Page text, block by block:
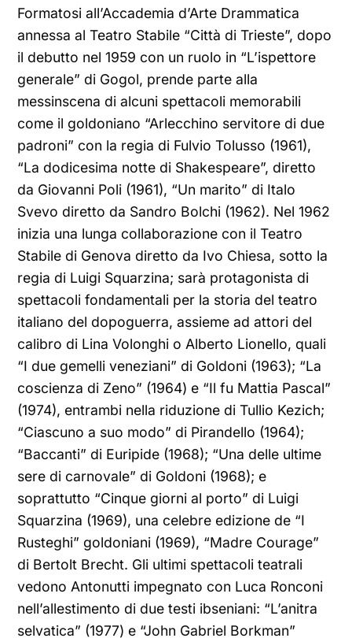
Formatosi all’Accademia d’Arte Drammatica
annessa al Teatro Stabile “Città di Trieste”, dopo
il debutto nel 1959 con un ruolo in “L’ispettore
generale” di Gogol, prende parte alla
messinscena di alcuni spettacoli memorabili
come il goldoniano “Arlecchino servitore di due
padroni” con la regia di Fulvio Tolusso (1961),
“La dodicesima notte di Shakespeare”, diretto
da Giovanni Poli (1961), “Un marito” di Italo
Svevo diretto da Sandro Bolchi (1962). Nel 1962
inizia una lunga collaborazione con il Teatro
Stabile di Genova diretto da Ivo Chiesa, sotto la
regia di Luigi Squarzina; sarà protagonista di
spettacoli fondamentali per la storia del teatro
italiano del dopoguerra, assieme ad attori del
calibro di Lina Volonghi o Alberto Lionello, quali
“I due gemelli veneziani” di Goldoni (1963); “La
coscienza di Zeno” (1964) e “Il fu Mattia Pascal”
(1974), entrambi nella riduzione di Tullio Kezich;
“Ciascuno a suo modo” di Pirandello (1964);
“Baccanti” di Euripide (1968); “Una delle ultime
sere di carnovale” di Goldoni (1968); e
soprattutto “Cinque giorni al porto” di Luigi
Squarzina (1969), una celebre edizione de “I
Rusteghi” goldoniani (1969), “Madre Courage”
di Bertolt Brecht. Gli ultimi spettacoli teatrali
vedono Antonutti impegnato con Luca Ronconi
nell’allestimento di due testi ibseniani: “L’anitra
selvatica” (1977) e “John Gabriel Borkman”